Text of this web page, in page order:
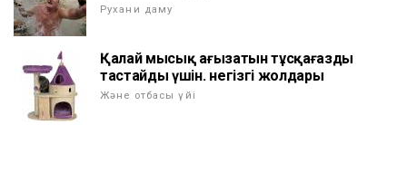
Рухани даму
Қалай мысық ағызатын тұсқағазды
тастайды үшін. негізгі жолдары
Және отбасы үйі